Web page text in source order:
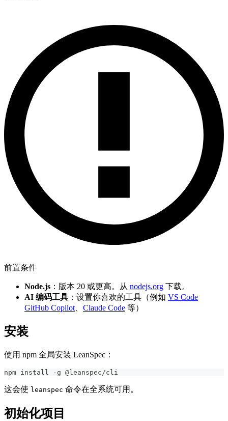
前置条件
Node.js ：版本 20 或更高。从 nodejs.org 下载。
AI 编码工具 ：设置你喜欢的工具（例如 VS Code
GitHub Copilot
Claude Code 等）
安装
使用 npm 全局安装 LeanSpec：
npm install -g @leanspec/cli
这会使 leanspec 命令在全系统可用。
初始化项目